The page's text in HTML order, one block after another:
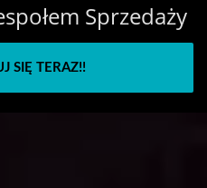
Sprzedaży
SIĘ TERAZ!!